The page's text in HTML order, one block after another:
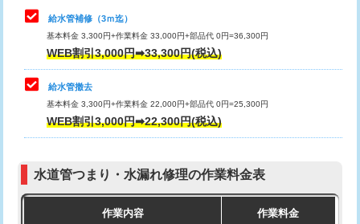
マス交換（土の掘削・埋め戻し作業）
マス交換（深さ50㎝未満）
マス交換（深さ50㎝以上）
コンクリート斫り（厚さ10㎝まで）
理・調整・分解・加工など（中作業）
止水・漏水調査・防水処理・清掃・修
理・調整・分解・加工など（重作業）
33,000円
その他部品の脱着
交換・取付（タンク）
式）)
式・ワンホール）)
給水管補修（3ｍ迄）
基本料金 3,300円+作業料金 33,000円+部品代 0円=36,300円
WEB割引3,000円➡33,300円(税込)
給水管撤去
基本料金 3,300円+作業料金 22,000円+部品代 0円=25,300円
WEB割引3,000円➡22,300円(税込)
水道管つまり・水漏れ修理の作業料金表
作業内容 作業料金